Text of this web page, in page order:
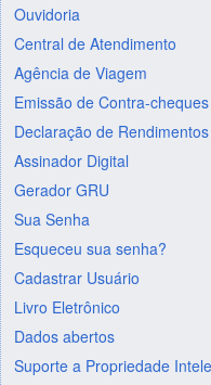
Ouvidoria
Central de Atendimento
Agência de Viagem
Emissão de Contra-cheques
Declaração de Rendimentos
Assinador Digital
Gerador GRU
Sua Senha
Esqueceu sua senha?
Cadastrar Usuário
Livro Eletrônico
Dados abertos
Suporte a Propriedade